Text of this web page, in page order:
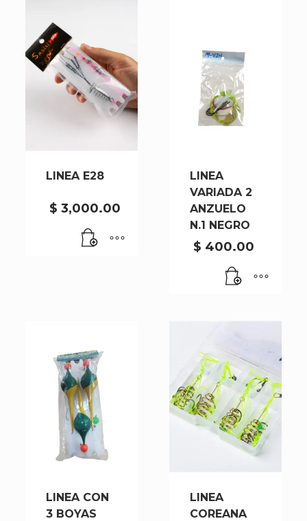
LINEA E28
$ 3,000.00
LINEA
VARIADA 2
ANZUELO
N.1 NEGRO
$ 400.00
LINEA CON
3 BOYAS
LINEA
COREANA